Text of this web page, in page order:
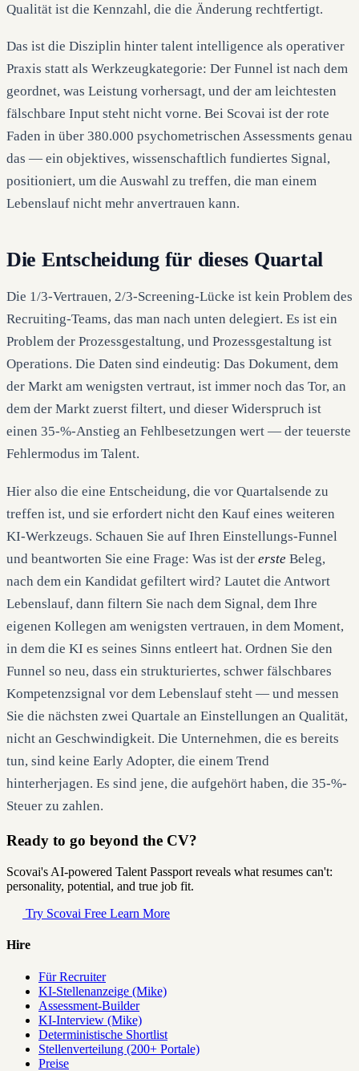
Qualität ist die Kennzahl, die die Änderung rechtfertigt.
Das ist die Disziplin hinter talent intelligence als operativer
Praxis statt als Werkzeugkategorie: Der Funnel ist nach dem
geordnet, was Leistung vorhersagt, und der am leichtesten
fälschbare Input steht nicht vorne. Bei Scovai ist der rote
Faden in über 380.000 psychometrischen Assessments genau
das — ein objektives, wissenschaftlich fundiertes Signal,
positioniert, um die Auswahl zu treffen, die man einem
Lebenslauf nicht mehr anvertrauen kann.
Die Entscheidung für dieses Quartal
Die 1/3-Vertrauen, 2/3-Screening-Lücke ist kein Problem des
Recruiting-Teams, das man nach unten delegiert. Es ist ein
Problem der Prozessgestaltung, und Prozessgestaltung ist
Operations. Die Daten sind eindeutig: Das Dokument, dem
der Markt am wenigsten vertraut, ist immer noch das Tor, an
dem der Markt zuerst filtert, und dieser Widerspruch ist
einen 35-%-Anstieg an Fehlbesetzungen wert — der teuerste
Fehlermodus im Talent.
Hier also die eine Entscheidung, die vor Quartalsende zu
treffen ist, und sie erfordert nicht den Kauf eines weiteren
KI-Werkzeugs. Schauen Sie auf Ihren Einstellungs-Funnel
und beantworten Sie eine Frage: Was ist der erste Beleg,
nach dem ein Kandidat gefiltert wird? Lautet die Antwort
Lebenslauf, dann filtern Sie nach dem Signal, dem Ihre
eigenen Kollegen am wenigsten vertrauen, in dem Moment,
in dem die KI es seines Sinns entleert hat. Ordnen Sie den
Funnel so neu, dass ein strukturiertes, schwer fälschbares
Kompetenzsignal vor dem Lebenslauf steht — und messen
Sie die nächsten zwei Quartale an Einstellungen an Qualität,
nicht an Geschwindigkeit. Die Unternehmen, die es bereits
tun, sind keine Early Adopter, die einem Trend
hinterherjagen. Es sind jene, die aufgehört haben, die 35-%-
Steuer zu zahlen.
Ready to go beyond the CV?
Scovai's AI-powered Talent Passport reveals what resumes can't:
personality, potential, and true job fit.
Try Scovai Free Learn More
Hire
Für Recruiter
KI-Stellenanzeige (Mike)
Assessment-Builder
KI-Interview (Mike)
Deterministische Shortlist
Stellenverteilung (200+ Portale)
Preise